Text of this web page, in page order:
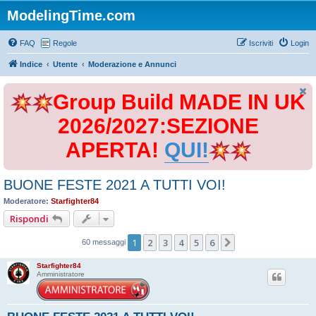
ModelingTime.com
FAQ Regole Login
Iscriviti
Indice Utente Moderazione e Annunci
Group Build MADE IN UK
2026/2027:SEZIONE
APERTA! QUI!
BUONE FESTE 2021 A TUTTI VOI!
Moderatore: Starfighter84
Rispondi
60 messaggi 1 2 3 4 5 6
Starfighter84
Amministratore